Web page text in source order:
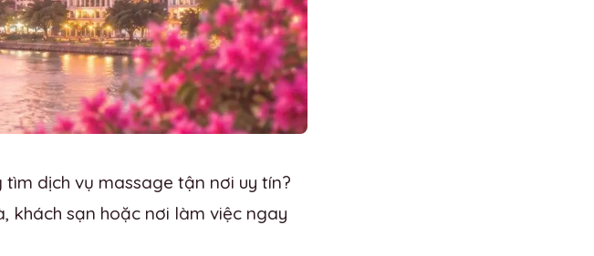
tìm dịch vụ massage tận nơi uy tín?
khách sạn hoặc nơi làm việc ngay